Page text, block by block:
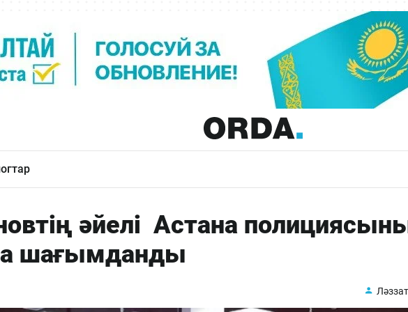
әйелі Астана
шағымданды